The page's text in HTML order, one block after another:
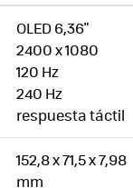
OLED 6,36"
2400 x 1080
120 Hz
240 Hz
respuesta táctil
152,8 x 71,5 x 7,98
mm